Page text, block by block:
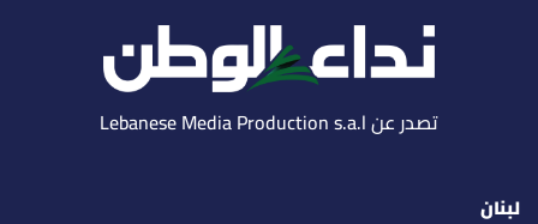
تصدر عن Lebanese Media Production s.a.l
لبنان